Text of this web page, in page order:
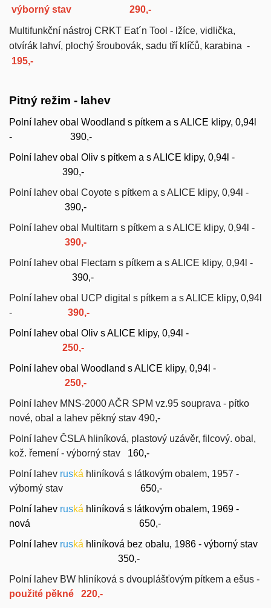
výborný stav 290,-
Multifunkční nástroj CRKT Eat´n Tool - lžíce, vidlička,
otvírák lahví, plochý šroubovák, sadu tří klíčů, karabina -
195,-
Pitný režim - lahev
Polní lahev obal Woodland s pítkem a s ALICE klipy, 0,94l
-
390,-
Polní lahev obal Oliv s pítkem a s ALICE klipy, 0,94l -
390,-
Polní lahev obal Coyote s pítkem a s ALICE klipy, 0,94l -
390,-
Polní lahev obal Multitarn s pítkem a s ALICE klipy, 0,94l -
390,-
Polní lahev obal Flectarn s pítkem a s ALICE klipy, 0,94l -
390,-
Polní lahev obal UCP digital s pítkem a s ALICE klipy, 0,94l
-
390,-
Polní lahev obal Oliv s ALICE klipy, 0,94l -
250,-
Polní lahev obal Woodland s ALICE klipy, 0,94l -
250,-
Polní lahev MNS-2000 AČR SPM vz.95 souprava - pítko
nové, obal a lahev pěkný stav 490,-
Polní lahev ČSLA hliníková, plastový uzávěr, filcový. obal,
kož. řemení - výborný stav
160,-
Polní lahev ruská hliníková s látkovým obalem, 1957 -
výborný stav
650,-
Polní lahev ruská hliníková s látkovým obalem, 1969 -
nová
650,-
Polní lahev ruská hliníková bez obalu, 1986 - výborný stav
350,-
Polní lahev BW hliníková s dvouplášťovým pítkem a ešus -
použité pěkné
220,-